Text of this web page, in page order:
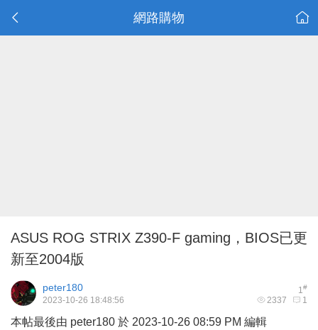
網路購物
ASUS ROG STRIX Z390-F gaming，BIOS已更
新至2004版
1#
peter180
2337 1
2023-10-26 18:48:56
本帖最後由 peter180 於 2023-10-26 08:59 PM 編輯